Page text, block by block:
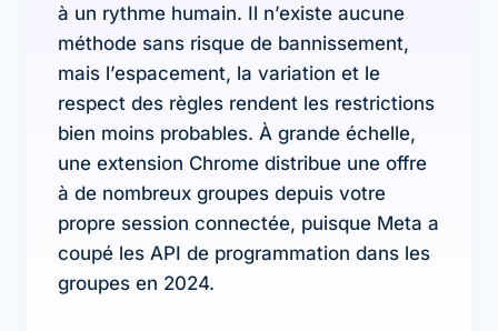
à un rythme humain. Il n’existe aucune
méthode sans risque de bannissement,
mais l’espacement, la variation et le
respect des règles rendent les restrictions
bien moins probables. À grande échelle,
une extension Chrome distribue une offre
à de nombreux groupes depuis votre
propre session connectée, puisque Meta a
coupé les API de programmation dans les
groupes en 2024.